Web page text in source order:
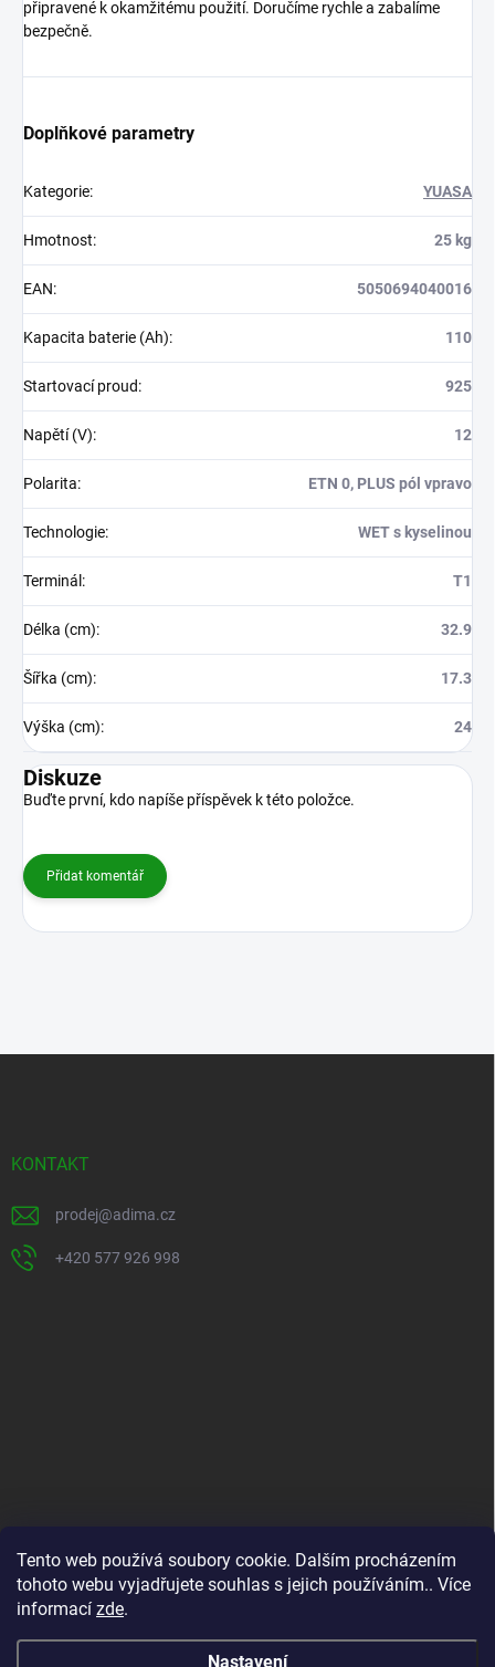
Tento web používá soubory cookie. Dalším procházením
tohoto webu vyjadřujete souhlas s jejich používáním.. Více
informací zde.
Nastavení
připravené k okamžitému použití. Doručíme rychle a zabalíme
bezpečně.
Doplňkové parametry
Kategorie: YUASA
Hmotnost: 25 kg
EAN: 5050694040016
Kapacita baterie (Ah): 110
Startovací proud: 925
Napětí (V): 12
Polarita: ETN 0, PLUS pól vpravo
Technologie: WET s kyselinou
Terminál : T1
Délka (cm): 32.9
Šířka (cm): 17.3
Výška (cm): 24
Diskuze
Buďte první, kdo napíše příspěvek k této položce.
Přidat komentář
KONTAKT
prodej@adima.cz
+420 577 926 998
Kontakty
Formuláře ke stažení